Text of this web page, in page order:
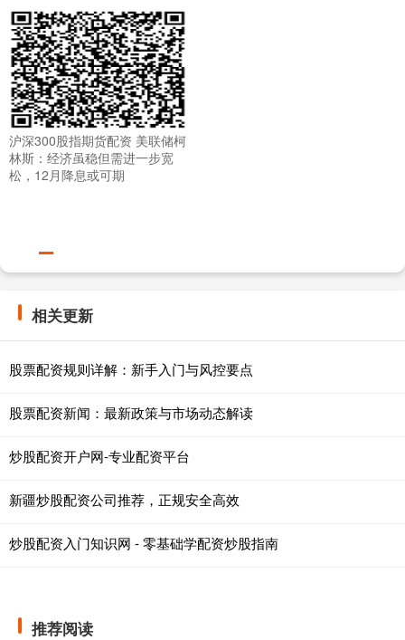
沪深300股指期货配资 美联储柯
林斯：经济虽稳但需进一步宽
松，12月降息或可期
相关更新
股票配资规则详解：新手入门与风控要点
股票配资新闻：最新政策与市场动态解读
炒股配资开户网-专业配资平台
新疆炒股配资公司推荐，正规安全高效
炒股配资入门知识网 - 零基础学配资炒股指南
推荐阅读